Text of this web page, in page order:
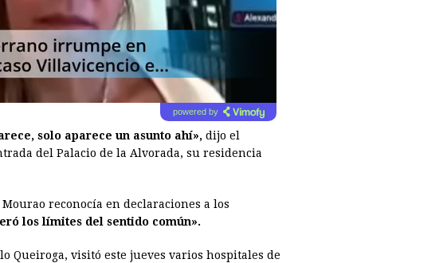
powered by
solo aparece un asunto ahí», dijo el
del Palacio de la Alvorada, su residencia
reconocía en declaraciones a los
los límites del sentido común».
Queiroga, visitó este jueves varios hospitales de